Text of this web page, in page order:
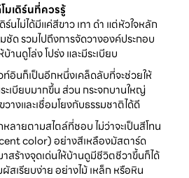
มเดิร์นที่ควรรู้
นไม่ได้มีแค่สีขาว เทา ดำ แต่หัวใจหลัก
ชัด รวมไปถึงการจัดวางองค์ประกอบ
านดูโล่ง โปร่ง และมีระเบียบ
ท์อินก็เป็นอีกหนึ่งเคล็ดลับที่จะช่วยให้
ะเบียบมากขึ้น ส่วน กระจกบานใหญ่
างและเชื่อมโยงกับธรรมชาติได้ดี
ลายตามสไตล์ที่ชอบ ไม่ว่าจะเป็นสีโทน
color) อย่างสีเหลืองมัสตาร์ด
าสร้างจุดเด่นให้บ้านดูมีชีวิตชีวาขึ้นก็ได้
เรียบง่าย อย่างไม้ เหล็ก หรือหิน